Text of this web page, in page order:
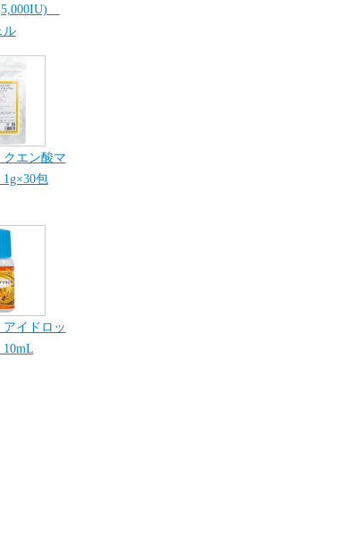
ル
エン酸マ
包
イドロッ